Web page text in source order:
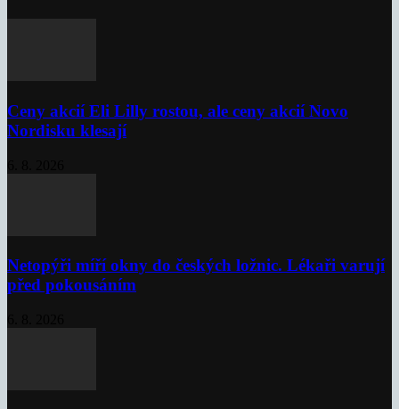
Ceny akcií Eli Lilly rostou, ale ceny akcií Novo
Nordisku klesají
Netopýři míří okny do českých ložnic. Lékaři varují
před pokousáním